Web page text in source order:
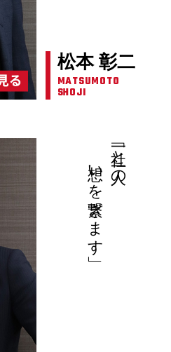
松本 彰二
MATSUMOTO
SHOJI
「一社と一人の
想いを繋ぎます」